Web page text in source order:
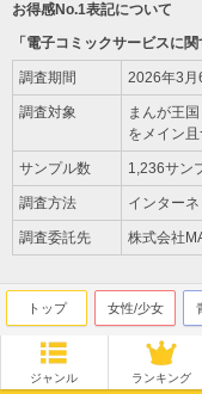
お得感No.1表記について
「電子コミックサービスに
調査期間 2026年3月
調査対象
まんが王
をメイン
サンプル数 1,236サン
調査方法 インター
調査委託先 株式会社
トップ 女性/少女
ジャンル ランキング